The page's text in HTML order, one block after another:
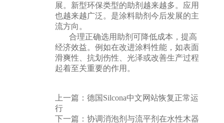
展。新型环保类型的助剂越来越多。应用
也越来越广泛。是涂料助剂今后发展的主
流方向。
合理正确选用助剂可降低成本，提高
经济效益。例如在改进涂料性能，如表面
滑爽性、抗划伤性、光泽或改善生产过程
起着至关重要的作用。
上一篇： 德国Silcona中文网站恢复正常运
行
下一篇： 协调消泡剂与流平剂在水性木器